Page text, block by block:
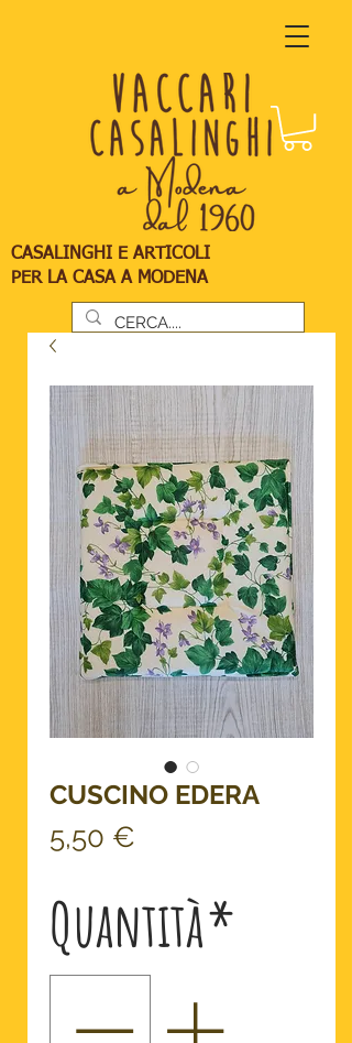
CASALINGHI E ARTICOLI
PER LA CASA A MODENA
CUSCINO EDERA
5,50 €
Quantità*